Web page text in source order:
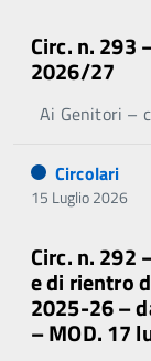
Circ. n. 293
2026/27
Ai Genitori –
Circolari
15 Luglio 2026
Circ. n. 292
e di rientro
2025-26 –
– MOD. 17